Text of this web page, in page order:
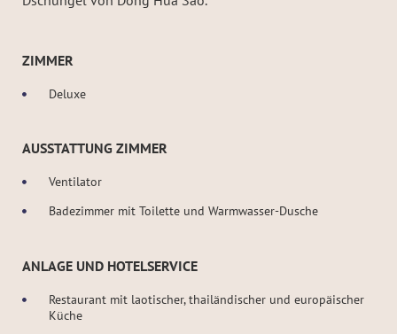
ZIMMER
Deluxe
AUSSTATTUNG ZIMMER
Ventilator
Badezimmer mit Toilette und Warmwasser-Dusche
ANLAGE UND HOTELSERVICE
Restaurant mit laotischer, thailändischer und europäischer
Küche